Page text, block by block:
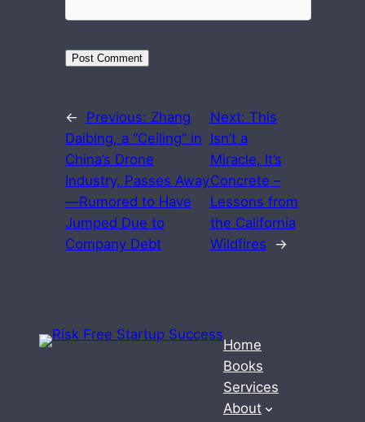
← Previous: Zhang
Daibing, a “Ceiling” in
China’s Drone
Industry, Passes Away
—Rumored to Have
Jumped Due to
Company Debt
Next: This
Isn’t a
Miracle, It’s
Concrete –
Lessons from
the California
Wildfires
→
Home
Books
Services
About